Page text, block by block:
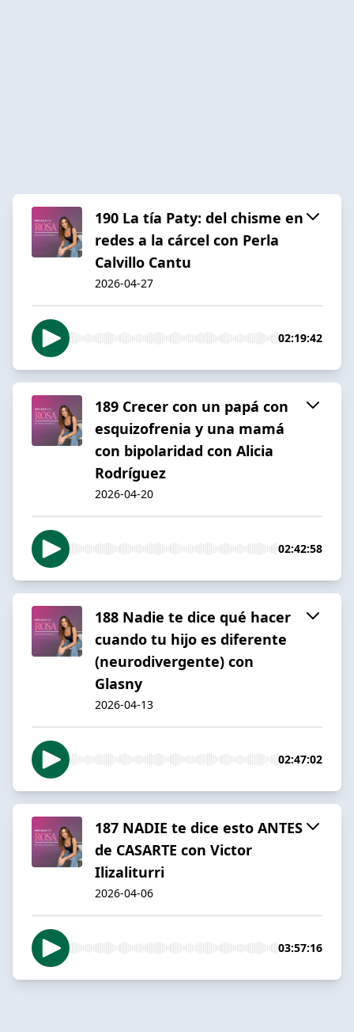
190 La tía Paty: del chisme en
redes a la cárcel con Perla
Calvillo Cantu
2026-04-27
02:19:42
189 Crecer con un papá con
esquizofrenia y una mamá
con bipolaridad con Alicia
Rodríguez
2026-04-20
02:42:58
188 Nadie te dice qué hacer
cuando tu hijo es diferente
(neurodivergente) con
Glasny
2026-04-13
02:47:02
187 NADIE te dice esto ANTES
de CASARTE con Victor
Ilizaliturri
2026-04-06
03:57:16